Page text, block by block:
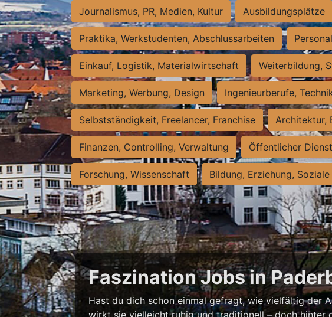
Journalismus, PR, Medien, Kultur Ausbildungsplätze
Praktika, Werkstudenten, Abschlussarbeiten
Einkauf, Logistik, Materialwirtschaft Weiterbildung,
Marketing, Werbung, Design Ingenieurberufe,
Selbstständigkeit, Freelancer, Franchise Architektur,
Finanzen, Controlling, Verwaltung Öffentlicher Dienst
Forschung, Wissenschaft Bildung, Erziehung,
Faszination Jobs in
Hast du dich schon einmal gefragt, wie vielfältig der